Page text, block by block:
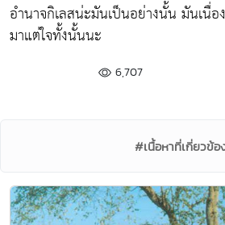
อำนาจกิเลสน่ะมันเป็นอย่างนั้น มันเนื่อง
มาแต่ใจทั้งนั้นนะ
6,707
#เนื้อหาที่เกี่ยวข้อ